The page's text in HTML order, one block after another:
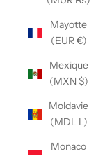
Mayotte
(EUR €)
Mexique
(MXN $)
Moldavie
(MDL L)
Monaco